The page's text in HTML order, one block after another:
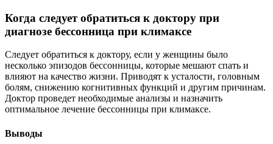
Когда следует обратиться к доктору при
диагнозе бессонница при климаксе
Следует обратиться к доктору, если у женщины было
несколько эпизодов бессонницы, которые мешают спать и
влияют на качество жизни. Приводят к усталости, головным
болям, снижению когнитивных функций и другим причинам.
Доктор проведет необходимые анализы и назначить
оптимальное лечение бессонницы при климаксе.
Выводы